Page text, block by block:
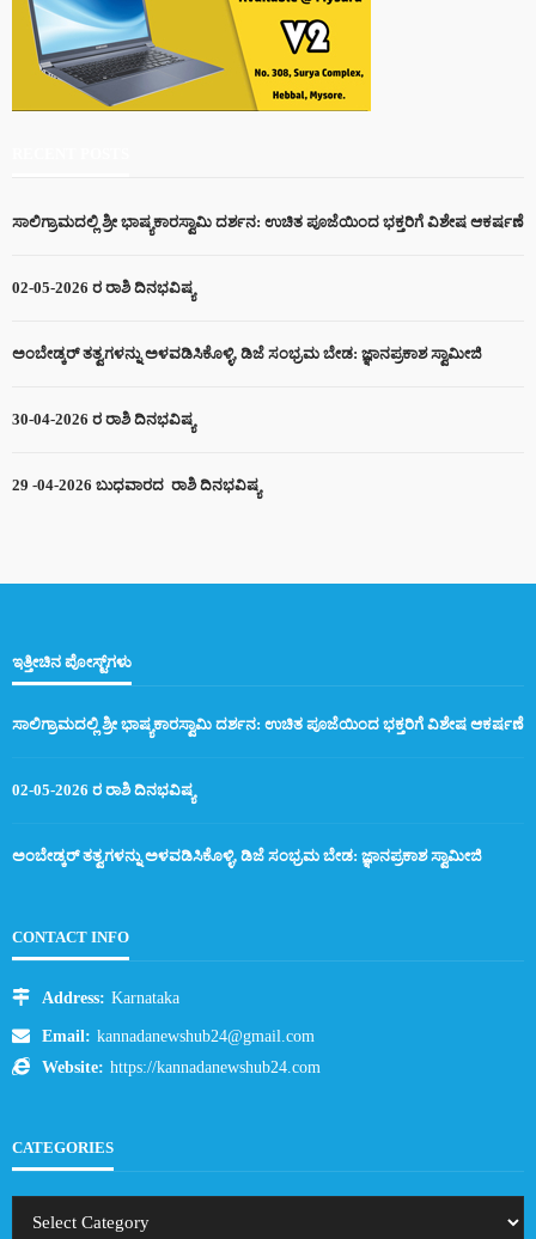
ಸಾಲಿಗ್ರಾಮದಲ್ಲಿ ಶ್ರೀ ಭಾಷ್ಯಕಾರಸ್ವಾಮಿ ದರ್ಶನ: ಉಚಿತ ಪೂಜೆಯಿಂದ ಭಕ್ತರಿಗೆ ವಿಶೇಷ ಆಕರ್ಷಣೆ
02-05-2026 ರ ರಾಶಿ ದಿನಭವಿಷ್ಯ
ಅಂಬೇಡ್ಕರ್ ತತ್ವಗಳನ್ನು ಅಳವಡಿಸಿಕೊಳ್ಳಿ, ಡಿಜೆ ಸಂಭ್ರಮ ಬೇಡ: ಜ್ಞಾನಪ್ರಕಾಶ ಸ್ವಾಮೀಜಿ
30-04-2026 ರ ರಾಶಿ ದಿನಭವಿಷ್ಯ
29 -04-2026 ಬುಧವಾರದ ರಾಶಿ ದಿನಭವಿಷ್ಯ
ಇತ್ತೀಚಿನ ಪೋಸ್ಟ್‌ಗಳು
ಸಾಲಿಗ್ರಾಮದಲ್ಲಿ ಶ್ರೀ ಭಾಷ್ಯಕಾರಸ್ವಾಮಿ ದರ್ಶನ: ಉಚಿತ ಪೂಜೆಯಿಂದ ಭಕ್ತರಿಗೆ ವಿಶೇಷ ಆಕರ್ಷಣೆ
02-05-2026 ರ ರಾಶಿ ದಿನಭವಿಷ್ಯ
ಅಂಬೇಡ್ಕರ್ ತತ್ವಗಳನ್ನು ಅಳವಡಿಸಿಕೊಳ್ಳಿ, ಡಿಜೆ ಸಂಭ್ರಮ ಬೇಡ: ಜ್ಞಾನಪ್ರಕಾಶ ಸ್ವಾಮೀಜಿ
CONTACT INFO
Address: Karnataka
Email: kannadanewshub24@gmail.com
Website: https://kannadanewshub24.com
CATEGORIES